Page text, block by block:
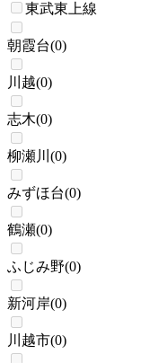
東武東上線
朝霞台(0)
川越(0)
志木(0)
柳瀬川 (0)
みずほ台(0)
鶴瀬(0)
ふじみ野(0)
新河岸(0)
川越市(0)